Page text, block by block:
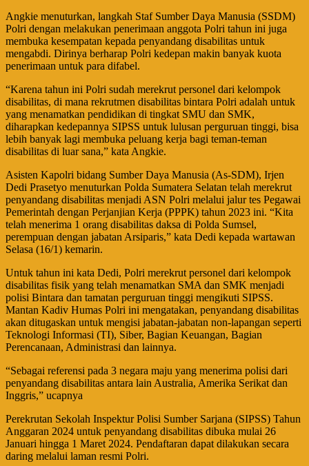
Angkie menuturkan, langkah Staf Sumber Daya Manusia (SSDM)
Polri dengan melakukan penerimaan anggota Polri tahun ini juga
membuka kesempatan kepada penyandang disabilitas untuk
mengabdi. Dirinya berharap Polri kedepan makin banyak kuota
penerimaan untuk para difabel.
“Karena tahun ini Polri sudah merekrut personel dari kelompok
disabilitas, di mana rekrutmen disabilitas bintara Polri adalah untuk
yang menamatkan pendidikan di tingkat SMU dan SMK,
diharapkan kedepannya SIPSS untuk lulusan perguruan tinggi, bisa
lebih banyak lagi membuka peluang kerja bagi teman-teman
disabilitas di luar sana,” kata Angkie.
Asisten Kapolri bidang Sumber Daya Manusia (As-SDM), Irjen
Dedi Prasetyo menuturkan Polda Sumatera Selatan telah merekrut
penyandang disabilitas menjadi ASN Polri melalui jalur tes Pegawai
Pemerintah dengan Perjanjian Kerja (PPPK) tahun 2023 ini. “Kita
telah menerima 1 orang disabilitas daksa di Polda Sumsel,
perempuan dengan jabatan Arsiparis,” kata Dedi kepada wartawan
Selasa (16/1) kemarin.
Untuk tahun ini kata Dedi, Polri merekrut personel dari kelompok
disabilitas fisik yang telah menamatkan SMA dan SMK menjadi
polisi Bintara dan tamatan perguruan tinggi mengikuti SIPSS.
Mantan Kadiv Humas Polri ini mengatakan, penyandang disabilitas
akan ditugaskan untuk mengisi jabatan-jabatan non-lapangan seperti
Teknologi Informasi (TI), Siber, Bagian Keuangan, Bagian
Perencanaan, Administrasi dan lainnya.
“Sebagai referensi pada 3 negara maju yang menerima polisi dari
penyandang disabilitas antara lain Australia, Amerika Serikat dan
Inggris,” ucapnya
Perekrutan Sekolah Inspektur Polisi Sumber Sarjana (SIPSS) Tahun
Anggaran 2024 untuk penyandang disabilitas dibuka mulai 26
Januari hingga 1 Maret 2024. Pendaftaran dapat dilakukan secara
daring melalui laman resmi Polri.